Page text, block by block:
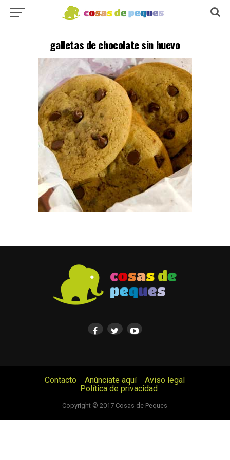
galletas de chocolate sin huevo
Contacto Anúnciate aquí
Aviso legal
Política de privacidad
Copyright © 2017 Cosas de Peques